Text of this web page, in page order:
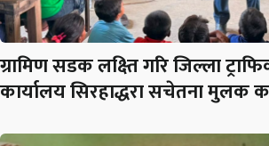
ग्रामिण सडक लक्ष्ति गरि जिल्ला
कार्यालय सिरहाद्धरा सचेतना मुलक